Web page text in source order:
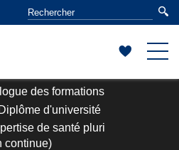
des formations
Diplôme d'université
de santé pluri
continue)